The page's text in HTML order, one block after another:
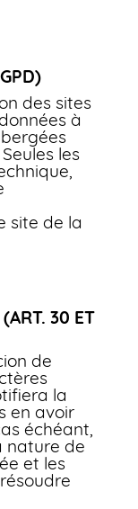
des sites
à
les
site de la
30 ET
de
la
en avoir
échéant,
nature de
et les